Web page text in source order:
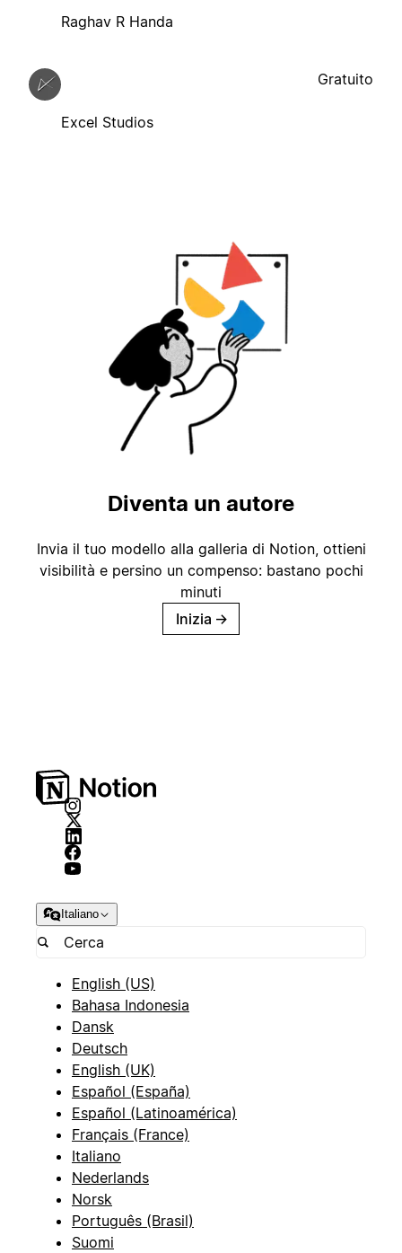
Raghav R Handa
Excel Studios
Gratuito
Diventa un autore
Invia il tuo modello alla galleria di Notion, ottieni
visibilità e persino un compenso: bastano pochi
minuti
Inizia →
Italiano
English (US)
Bahasa Indonesia
Dansk
Deutsch
English (UK)
Español (España)
Español (Latinoamérica)
Français (France)
Italiano
Nederlands
Norsk
Português (Brasil)
Suomi